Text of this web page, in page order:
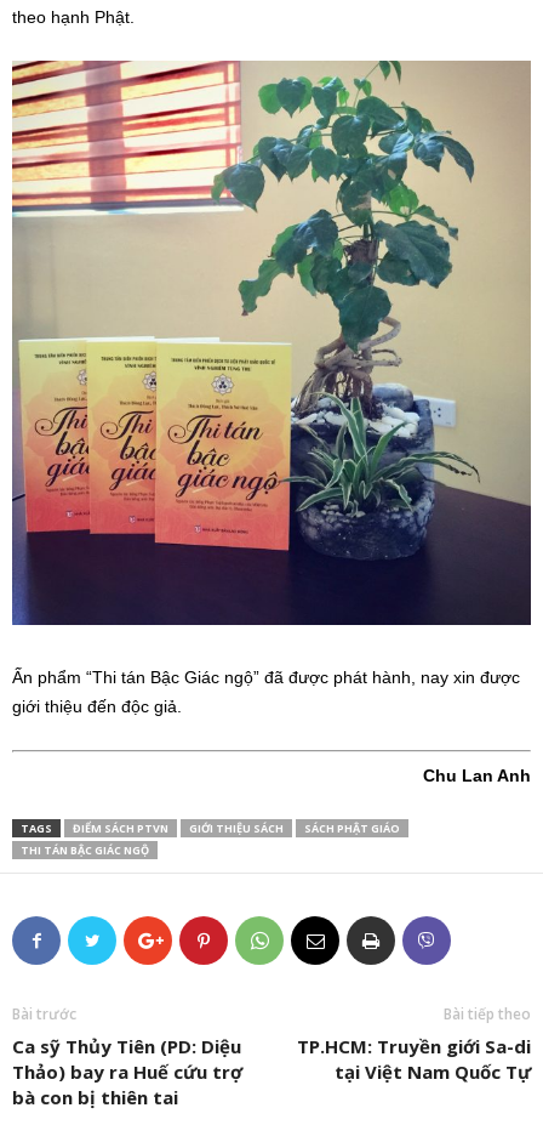
theo hạnh Phật.
Ấn phẩm “Thi tán Bậc Giác ngộ” đã được phát hành, nay xin được
giới thiệu đến độc giả.
Chu Lan Anh
TAGS ĐIỂM SÁCH PTVN GIỚI THIỆU SÁCH
SÁCH PHẬT GIÁO
THI TÁN BẬC GIÁC NGỘ
Bài trước
Ca sỹ Thủy Tiên (PD: Diệu
Thảo) bay ra Huế cứu trợ
bà con bị thiên tai
Bài tiếp theo
TP.HCM: Truyền giới Sa-di
tại Việt Nam Quốc Tự